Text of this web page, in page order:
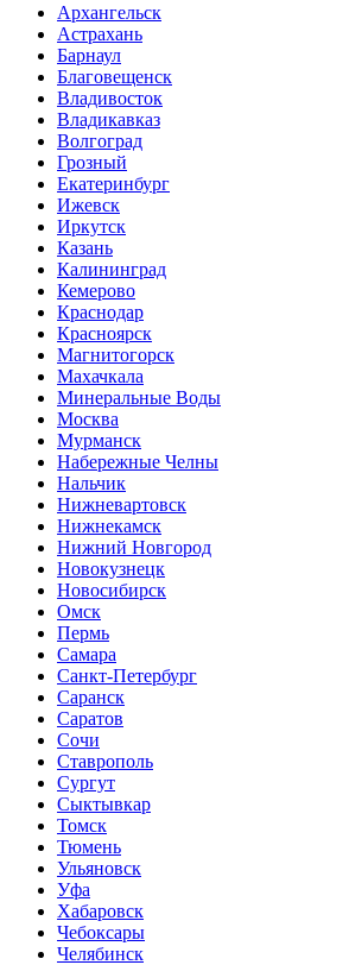
Архангельск
Астрахань
Барнаул
Благовещенск
Владивосток
Владикавказ
Волгоград
Грозный
Екатеринбург
Ижевск
Иркутск
Казань
Калининград
Кемерово
Краснодар
Красноярск
Магнитогорск
Махачкала
Минеральные Воды
Москва
Мурманск
Набережные Челны
Нальчик
Нижневартовск
Нижнекамск
Нижний Новгород
Новокузнецк
Новосибирск
Омск
Пермь
Самара
Санкт-Петербург
Саранск
Саратов
Сочи
Ставрополь
Сургут
Сыктывкар
Томск
Тюмень
Ульяновск
Уфа
Хабаровск
Чебоксары
Челябинск